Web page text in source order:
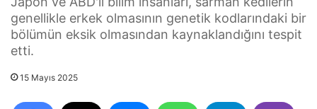
genellikle erkek olmasının genetik kodlarındaki bir
bölümün eksik olmasından kaynaklandığını tespit
etti.
15 Mayıs 2025